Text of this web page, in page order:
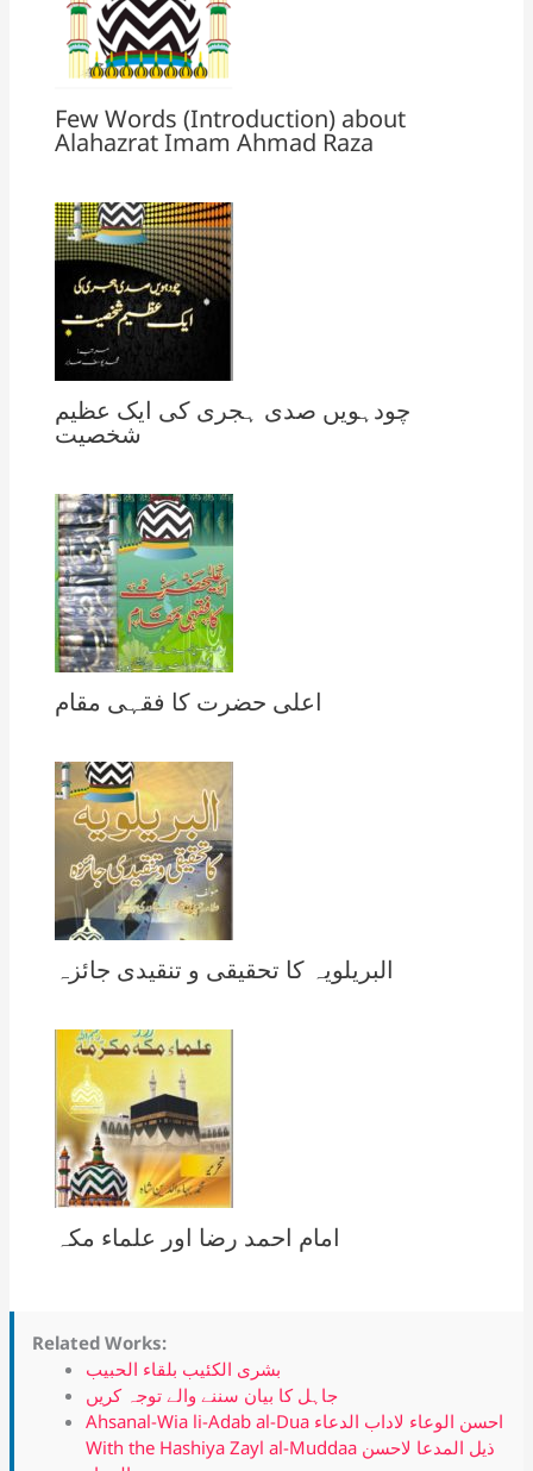
Few Words (Introduction) about
Alahazrat Imam Ahmad Raza
چودہویں صدی ہجری کی ایک عظیم
شخصیت
اعلی حضرت کا فقہی مقام
البریلویہ کا تحقیقی و تنقیدی جائزہ
امام احمد رضا اور علماء مکہ
Related Works:
بشرى الكئيب بلقاء الحبيب
جاہل کا بیان سننے والے توجہ کریں
Ahsanal-Wia li-Adab al-Dua احسن الوعاء لاداب الدعاء
With the Hashiya Zayl al-Muddaa ذيل المدعا لاحسن